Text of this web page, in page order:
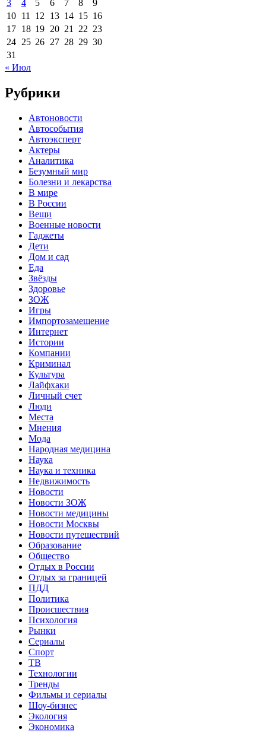
3 4 5 6 7 8
9
10 11 12 13 14 15 16
17 18 19 20 21 22 23
24 25 26 27 28 29 30
31
« Июл
Рубрики
Автоновости
Автособытия
Автоэксперт
Актеры
Аналитика
Безумный мир
Болезни и лекарства
В мире
В России
Вещи
Военные новости
Гаджеты
Дети
Дом и сад
Еда
Звёзды
Здоровье
ЗОЖ
Игры
Импортозамещение
Интернет
Истории
Компании
Криминал
Культура
Лайфхаки
Личный счет
Люди
Места
Мнения
Мода
Народная медицина
Наука
Наука и техника
Недвижимость
Новости
Новости ЗОЖ
Новости медицины
Новости Москвы
Новости путешествий
Образование
Общество
Отдых в России
Отдых за границей
ПДД
Политика
Происшествия
Психология
Рынки
Сериалы
Спорт
ТВ
Технологии
Тренды
Фильмы и сериалы
Шоу-бизнес
Экология
Экономика